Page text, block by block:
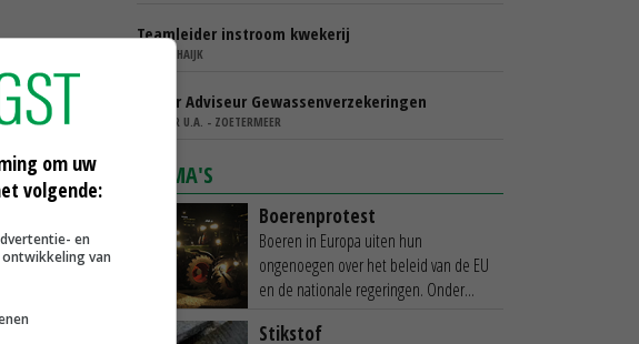
enthousiast
telers zijn
besloten dat
van 14
Teamleider instroom kwekerij
IBN - SCHAIJK
Senior Adviseur Gewassenverzekeringen
AGRIVER U.A. - ZOETERMEER
THEMA'S
Boerenprotest
Boeren in Europa uiten hun
ongenoegen over het beleid van de EU
en de nationale regeringen. Onder...
Stikstof
om uw
volgende:
en
van